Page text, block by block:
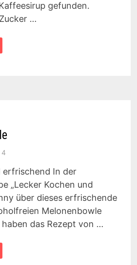
gefunden.
…
4
erfrischend In der
„Lecker Kochen und
über dieses erfrischende
Melonenbowle
das Rezept von …